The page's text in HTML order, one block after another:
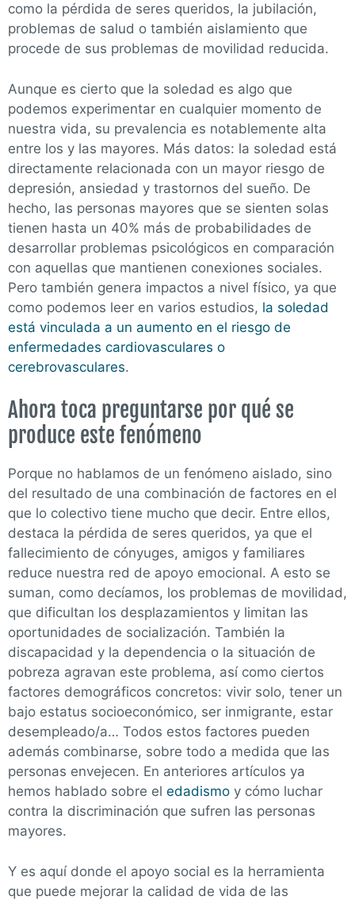
como la pérdida de seres queridos, la jubilación,
problemas de salud o también aislamiento que
procede de sus problemas de movilidad reducida.
Aunque es cierto que la soledad es algo que
podemos experimentar en cualquier momento de
nuestra vida, su prevalencia es notablemente alta
entre los y las mayores. Más datos: la soledad está
directamente relacionada con un mayor riesgo de
depresión, ansiedad y trastornos del sueño. De
hecho, las personas mayores que se sienten solas
tienen hasta un 40% más de probabilidades de
desarrollar problemas psicológicos en comparación
con aquellas que mantienen conexiones sociales.
Pero también genera impactos a nivel físico, ya que
como podemos leer en varios estudios, la soledad
está vinculada a un aumento en el riesgo de
enfermedades cardiovasculares o
cerebrovasculares.
Ahora toca preguntarse por qué se
produce este fenómeno
Porque no hablamos de un fenómeno aislado, sino
del resultado de una combinación de factores en el
que lo colectivo tiene mucho que decir. Entre ellos,
destaca la pérdida de seres queridos, ya que el
fallecimiento de cónyuges, amigos y familiares
reduce nuestra red de apoyo emocional. A esto se
suman, como decíamos, los problemas de movilidad,
que dificultan los desplazamientos y limitan las
oportunidades de socialización. También la
discapacidad y la dependencia o la situación de
pobreza agravan este problema, así como ciertos
factores demográficos concretos: vivir solo, tener un
bajo estatus socioeconómico, ser inmigrante, estar
desempleado/a… Todos estos factores pueden
además combinarse, sobre todo a medida que las
personas envejecen. En anteriores artículos ya
hemos hablado sobre el edadismo y cómo luchar
contra la discriminación que sufren las personas
mayores.
Y es aquí donde el apoyo social es la herramienta
que puede mejorar la calidad de vida de las